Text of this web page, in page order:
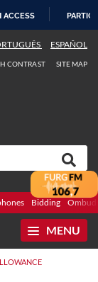
ACCESS
ESPAÑOL
CONTRAST SITE MAP
Bidding
MENU